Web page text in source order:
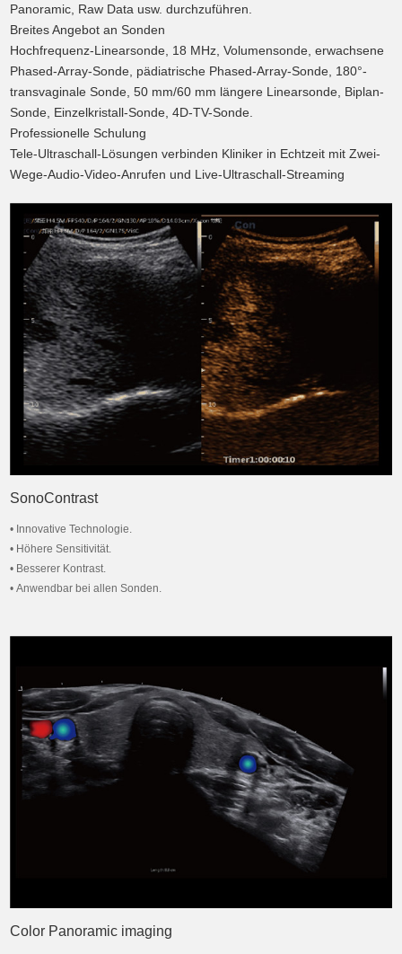
Panoramic, Raw Data usw. durchzuführen.
Breites Angebot an Sonden
Hochfrequenz-Linearsonde, 18 MHz, Volumensonde, erwachsene
Phased-Array-Sonde, pädiatrische Phased-Array-Sonde, 180°-
transvaginale Sonde, 50 mm/60 mm längere Linearsonde, Biplan-
Sonde, Einzelkristall-Sonde, 4D-TV-Sonde.
Professionelle Schulung
Tele-Ultraschall-Lösungen verbinden Kliniker in Echtzeit mit Zwei-
Wege-Audio-Video-Anrufen und Live-Ultraschall-Streaming
SonoContrast
• Innovative Technologie.
• Höhere Sensitivität.
• Besserer Kontrast.
• Anwendbar bei allen Sonden.
Color Panoramic imaging